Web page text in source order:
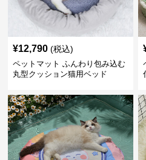
¥12,790 (税込)
ペットマット ふんわり包み込む
丸型クッション猫用ベッド